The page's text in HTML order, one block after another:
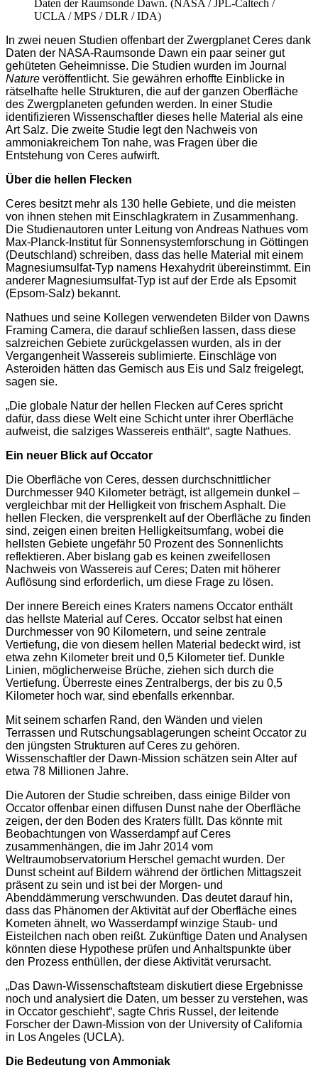
Daten der Raumsonde Dawn. (NASA / JPL-Caltech /
UCLA / MPS / DLR / IDA)
In zwei neuen Studien offenbart der Zwergplanet Ceres dank
Daten der NASA-Raumsonde Dawn ein paar seiner gut
gehüteten Geheimnisse. Die Studien wurden im Journal
Nature veröffentlicht. Sie gewähren erhoffte Einblicke in
rätselhafte helle Strukturen, die auf der ganzen Oberfläche
des Zwergplaneten gefunden werden. In einer Studie
identifizieren Wissenschaftler dieses helle Material als eine
Art Salz. Die zweite Studie legt den Nachweis von
ammoniakreichem Ton nahe, was Fragen über die
Entstehung von Ceres aufwirft.
Über die hellen Flecken
Ceres besitzt mehr als 130 helle Gebiete, und die meisten
von ihnen stehen mit Einschlagkratern in Zusammenhang.
Die Studienautoren unter Leitung von Andreas Nathues vom
Max-Planck-Institut für Sonnensystemforschung in Göttingen
(Deutschland) schreiben, dass das helle Material mit einem
Magnesiumsulfat-Typ namens Hexahydrit übereinstimmt. Ein
anderer Magnesiumsulfat-Typ ist auf der Erde als Epsomit
(Epsom-Salz) bekannt.
Nathues und seine Kollegen verwendeten Bilder von Dawns
Framing Camera, die darauf schließen lassen, dass diese
salzreichen Gebiete zurückgelassen wurden, als in der
Vergangenheit Wassereis sublimierte. Einschläge von
Asteroiden hätten das Gemisch aus Eis und Salz freigelegt,
sagen sie.
„Die globale Natur der hellen Flecken auf Ceres spricht
dafür, dass diese Welt eine Schicht unter ihrer Oberfläche
aufweist, die salziges Wassereis enthält“, sagte Nathues.
Ein neuer Blick auf Occator
Die Oberfläche von Ceres, dessen durchschnittlicher
Durchmesser 940 Kilometer beträgt, ist allgemein dunkel –
vergleichbar mit der Helligkeit von frischem Asphalt. Die
hellen Flecken, die versprenkelt auf der Oberfläche zu finden
sind, zeigen einen breiten Helligkeitsumfang, wobei die
hellsten Gebiete ungefähr 50 Prozent des Sonnenlichts
reflektieren. Aber bislang gab es keinen zweifellosen
Nachweis von Wassereis auf Ceres; Daten mit höherer
Auflösung sind erforderlich, um diese Frage zu lösen.
Der innere Bereich eines Kraters namens Occator enthält
das hellste Material auf Ceres. Occator selbst hat einen
Durchmesser von 90 Kilometern, und seine zentrale
Vertiefung, die von diesem hellen Material bedeckt wird, ist
etwa zehn Kilometer breit und 0,5 Kilometer tief. Dunkle
Linien, möglicherweise Brüche, ziehen sich durch die
Vertiefung. Überreste eines Zentralbergs, der bis zu 0,5
Kilometer hoch war, sind ebenfalls erkennbar.
Mit seinem scharfen Rand, den Wänden und vielen
Terrassen und Rutschungsablagerungen scheint Occator zu
den jüngsten Strukturen auf Ceres zu gehören.
Wissenschaftler der Dawn-Mission schätzen sein Alter auf
etwa 78 Millionen Jahre.
Die Autoren der Studie schreiben, dass einige Bilder von
Occator offenbar einen diffusen Dunst nahe der Oberfläche
zeigen, der den Boden des Kraters füllt. Das könnte mit
Beobachtungen von Wasserdampf auf Ceres
zusammenhängen, die im Jahr 2014 vom
Weltraumobservatorium Herschel gemacht wurden. Der
Dunst scheint auf Bildern während der örtlichen Mittagszeit
präsent zu sein und ist bei der Morgen- und
Abenddämmerung verschwunden. Das deutet darauf hin,
dass das Phänomen der Aktivität auf der Oberfläche eines
Kometen ähnelt, wo Wasserdampf winzige Staub- und
Eisteilchen nach oben reißt. Zukünftige Daten und Analysen
könnten diese Hypothese prüfen und Anhaltspunkte über
den Prozess enthüllen, der diese Aktivität verursacht.
„Das Dawn-Wissenschaftsteam diskutiert diese Ergebnisse
noch und analysiert die Daten, um besser zu verstehen, was
in Occator geschieht“, sagte Chris Russel, der leitende
Forscher der Dawn-Mission von der University of California
in Los Angeles (UCLA).
Die Bedeutung von Ammoniak